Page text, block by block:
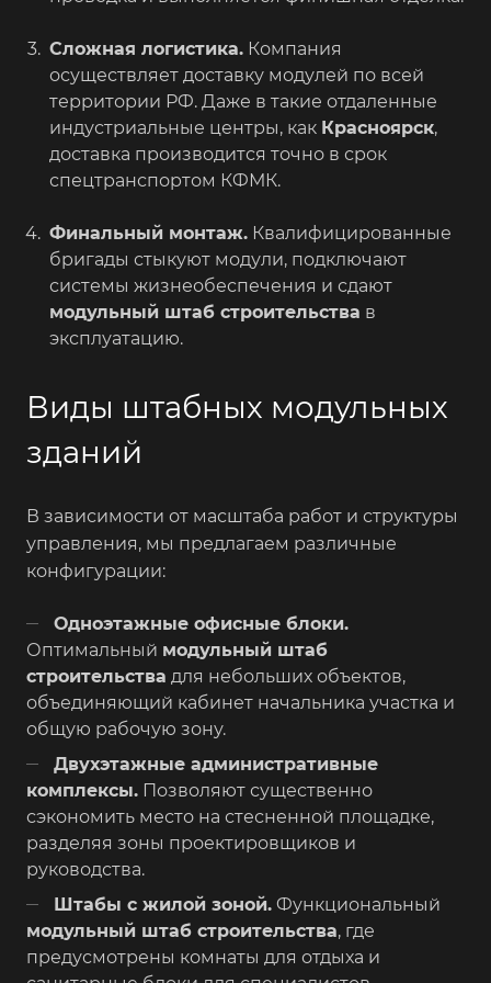
Сложная логистика. Компания
осуществляет доставку модулей по всей
территории РФ. Даже в такие отдаленные
индустриальные центры, как Красноярск,
доставка производится точно в срок
спецтранспортом КФМК.
Финальный монтаж. Квалифицированные
бригады стыкуют модули, подключают
системы жизнеобеспечения и сдают
модульный штаб строительства в
эксплуатацию.
Виды штабных модульных
зданий
В зависимости от масштаба работ и структуры
управления, мы предлагаем различные
конфигурации:
Одноэтажные офисные блоки.
Оптимальный модульный штаб
строительства для небольших объектов,
объединяющий кабинет начальника участка и
общую рабочую зону.
Двухэтажные административные
комплексы. Позволяют существенно
сэкономить место на стесненной площадке,
разделяя зоны проектировщиков и
руководства.
Штабы с жилой зоной. Функциональный
модульный штаб строительства, где
предусмотрены комнаты для отдыха и